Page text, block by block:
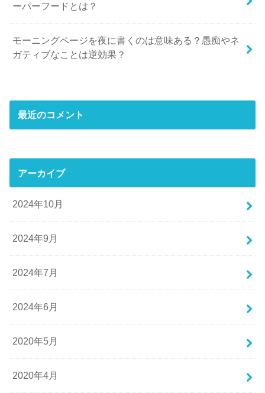
ーパーフードとは？
モーニングページを夜に書くのは意味ある？愚痴やネ
ガティブなことは逆効果？
最近のコメント
アーカイブ
2024年10月
2024年9月
2024年7月
2024年6月
2020年5月
2020年4月